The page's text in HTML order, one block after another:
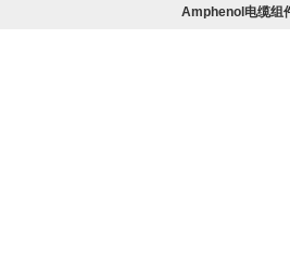
Amphenol电缆组